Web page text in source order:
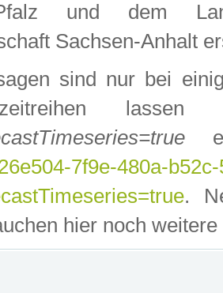
Pfalz und dem
Sachsen-Anhalt
sind nur bei
7f9e-480a-
.
hier noch weitere